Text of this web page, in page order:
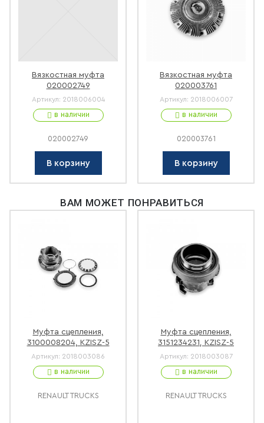
Вязкостная муфта
020002749
Артикул: 2018006004
в наличии
020002749
В корзину
Вязкостная муфта
020003761
Артикул: 2018006007
в наличии
020003761
В корзину
ВАМ МОЖЕТ ПОНРАВИТЬСЯ
Муфта сцепления,
3100008204, KZISZ-5
Артикул: 2018003086
в наличии
RENAULT TRUCKS
Муфта сцепления,
3151234231, KZISZ-5
Артикул: 2018003087
в наличии
RENAULT TRUCKS